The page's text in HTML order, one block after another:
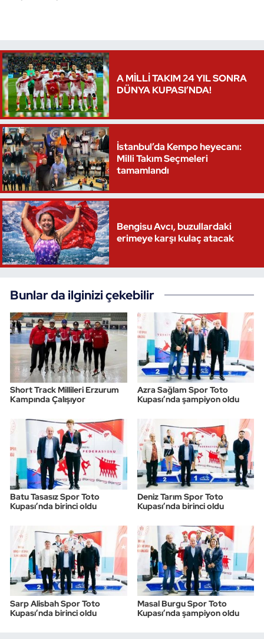
A MİLLİ TAKIM 24 YIL SONRA
DÜNYA KUPASI’NDA!
İstanbul’da Kempo heyecanı:
Milli Takım Seçmeleri
tamamlandı
Bengisu Avcı, buzullardaki
erimeye karşı kulaç atacak
Bunlar da ilginizi çekebilir
Short Track Millileri Erzurum
Kampında Çalışıyor
Azra Sağlam Spor Toto
Kupası’nda şampiyon oldu
Batu Tasasız Spor Toto
Kupası’nda birinci oldu
Deniz Tarım Spor Toto
Kupası’nda birinci oldu
Sarp Alisbah Spor Toto
Kupası’nda birinci oldu
Masal Burgu Spor Toto
Kupası’nda şampiyon oldu
Voleybol
Vücut Geliştirme Fitness
Wushu Kungfu
Yelken
Yüzme